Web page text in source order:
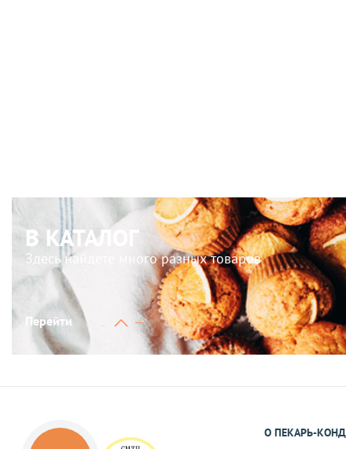
В КАТАЛОГ
Здесь найдете много разных товаров
Перейти
О ПЕКАРЬ-